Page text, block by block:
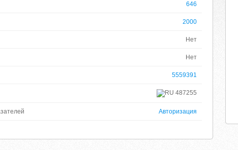
646
2000
Нет
Нет
5559391
487255
Авторизация